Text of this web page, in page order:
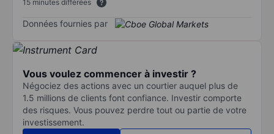
15 minutes différées
Données fournies par
Vous voulez commencer à investir ?
Négociez des actions avec un courtier auquel plus de
1.5 millions de clients font confiance. Investir comporte
des risques. Vous pouvez perdre tout ou partie de votre
investissement.